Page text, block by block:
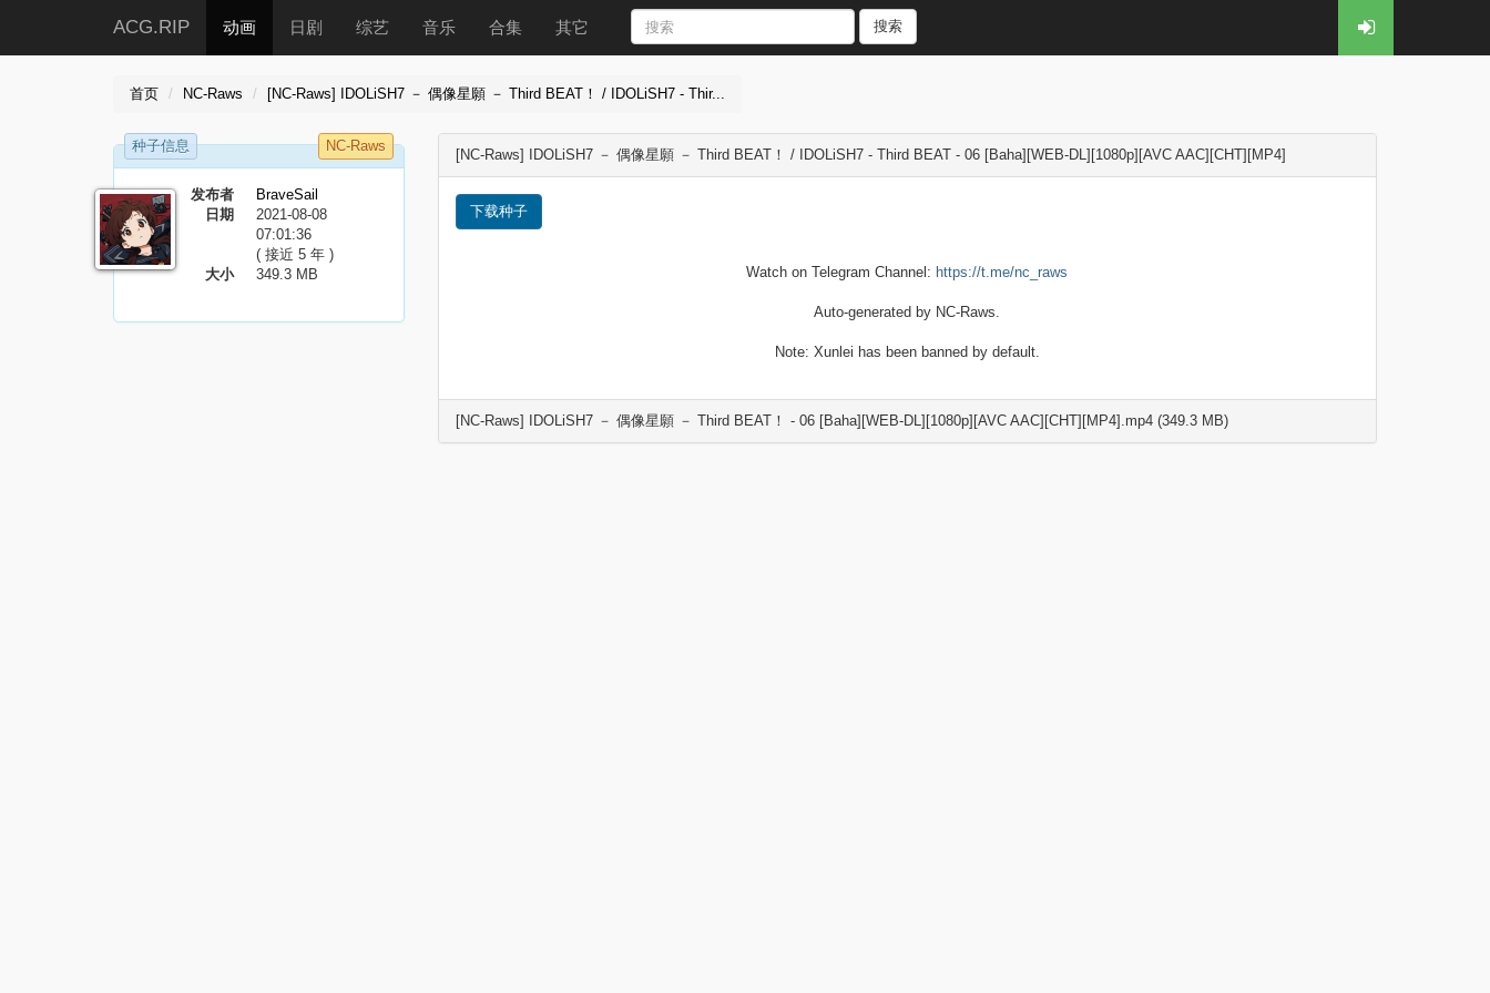
ACG.RIP 动画 日剧 综艺 音乐 合集 其它 搜索
首页 NC-Raws [NC-Raws] IDOLiSH7 － 偶像星願 － Third BEAT！ / IDOLiSH7 - Thir...
种子信息 NC-Raws
发布者
BraveSail
日期
2021-08-08
07:01:36
( 接近 5 年 )
大小
349.3 MB
[NC-Raws] IDOLiSH7 － 偶像星願 － Third BEAT！ / IDOLiSH7 - Third BEAT - 06 [Baha][WEB-DL][1080p][AVC AAC][CHT][MP4]
下载种子
Watch on Telegram Channel: https://t.me/nc_raws
Auto-generated by NC-Raws.
Note: Xunlei has been banned by default.
[NC-Raws] IDOLiSH7 － 偶像星願 － Third BEAT！ - 06 [Baha][WEB-DL][1080p][AVC AAC][CHT][MP4].mp4 (349.3 MB)